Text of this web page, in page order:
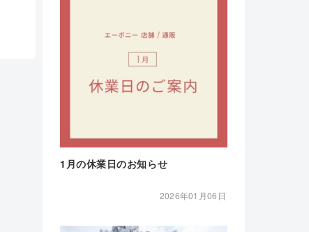
1月の休業日のお知らせ
2026年01月06日